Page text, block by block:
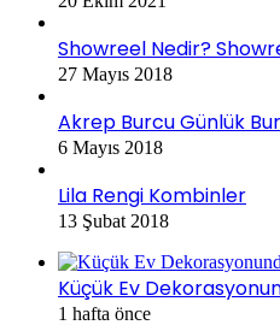
Showreel Nedir?
27 Mayıs 2018
Akrep Burcu Günlük
6 Mayıs 2018
Lila Rengi Kombinler
13 Şubat 2018
Küçük Ev
1 hafta önce